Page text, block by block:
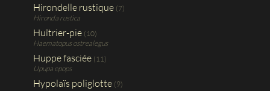
Hirondelle rustique (7)
Hironda rustica
Huîtrier-pie (10)
Haematopus ostrealegus
Huppe fasciée (11)
Upupa epops
Hypolaïs poliglotte (9)